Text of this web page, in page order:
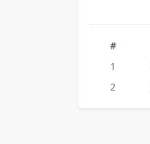
#
1
2